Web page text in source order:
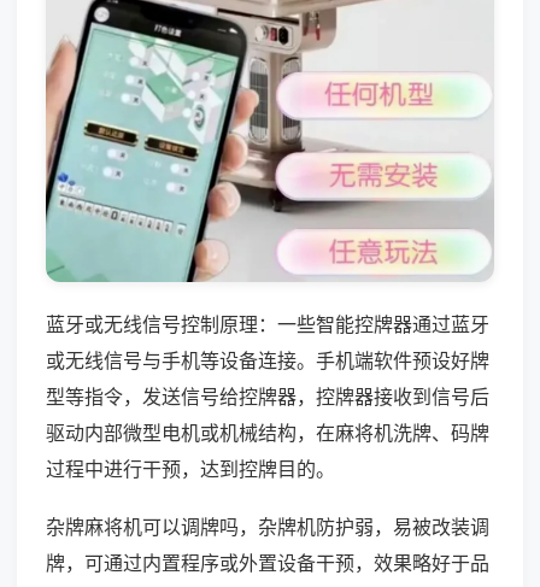
蓝牙或无线信号控制原理：一些智能控牌器通过蓝牙
或无线信号与手机等设备连接。手机端软件预设好牌
型等指令，发送信号给控牌器，控牌器接收到信号后
驱动内部微型电机或机械结构，在麻将机洗牌、码牌
过程中进行干预，达到控牌目的。
杂牌麻将机可以调牌吗，杂牌机防护弱，易被改装调
牌，可通过内置程序或外置设备干预，效果略好于品